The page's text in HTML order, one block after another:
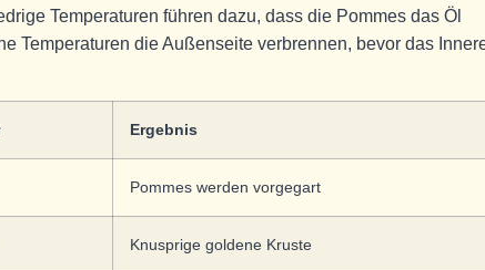
Temperaturen führen dazu, dass die Pommes das Öl
Temperaturen die Außenseite verbrennen, bevor das
Ergebnis
Pommes werden vorgegart
Knusprige goldene Kruste